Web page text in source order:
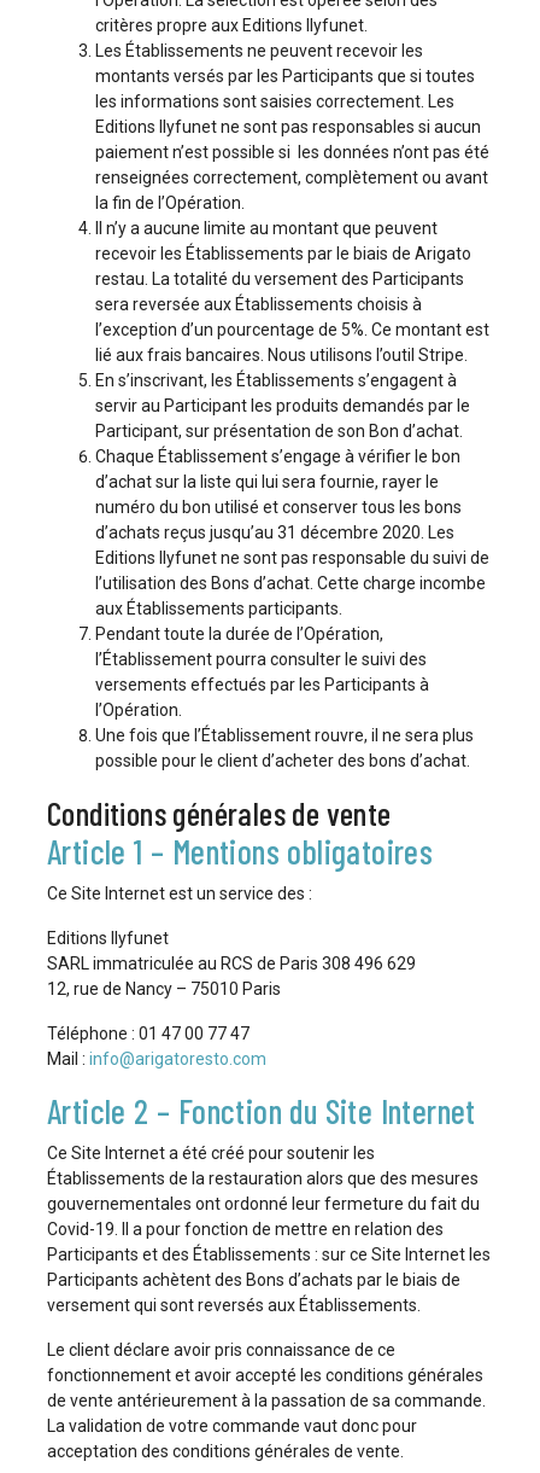
critères propre aux Editions Ilyfunet.
Les Établissements ne peuvent recevoir les
montants versés par les Participants que si toutes
les informations sont saisies correctement. Les
Editions Ilyfunet ne sont pas responsables si aucun
paiement n’est possible si les données n’ont pas été
renseignées correctement, complètement ou avant
la fin de l’Opération.
Il n’y a aucune limite au montant que peuvent
recevoir les Établissements par le biais de Arigato
restau. La totalité du versement des Participants
sera reversée aux Établissements choisis à
l’exception d’un pourcentage de 5%. Ce montant est
lié aux frais bancaires. Nous utilisons l’outil Stripe.
En s’inscrivant, les Établissements s’engagent à
servir au Participant les produits demandés par le
Participant, sur présentation de son Bon d’achat.
Chaque Établissement s’engage à vérifier le bon
d’achat sur la liste qui lui sera fournie, rayer le
numéro du bon utilisé et conserver tous les bons
d’achats reçus jusqu’au 31 décembre 2020. Les
Editions Ilyfunet ne sont pas responsable du suivi de
l’utilisation des Bons d’achat. Cette charge incombe
aux Établissements participants.
Pendant toute la durée de l’Opération,
l’Établissement pourra consulter le suivi des
versements effectués par les Participants à
l’Opération.
Une fois que l’Établissement rouvre, il ne sera plus
possible pour le client d’acheter des bons d’achat.
Conditions générales de vente
Article 1 – Mentions obligatoires
Ce Site Internet est un service des :
Editions Ilyfunet
SARL immatriculée au RCS de Paris 308 496 629
12, rue de Nancy – 75010 Paris
Téléphone : 01 47 00 77 47
Mail : info@arigatoresto.com
Article 2 – Fonction du Site Internet
Ce Site Internet a été créé pour soutenir les
Établissements de la restauration alors que des mesures
gouvernementales ont ordonné leur fermeture du fait du
Covid-19. Il a pour fonction de mettre en relation des
Participants et des Établissements : sur ce Site Internet les
Participants achètent des Bons d’achats par le biais de
versement qui sont reversés aux Établissements.
Le client déclare avoir pris connaissance de ce
fonctionnement et avoir accepté les conditions générales
de vente antérieurement à la passation de sa commande.
La validation de votre commande vaut donc pour
acceptation des conditions générales de vente.